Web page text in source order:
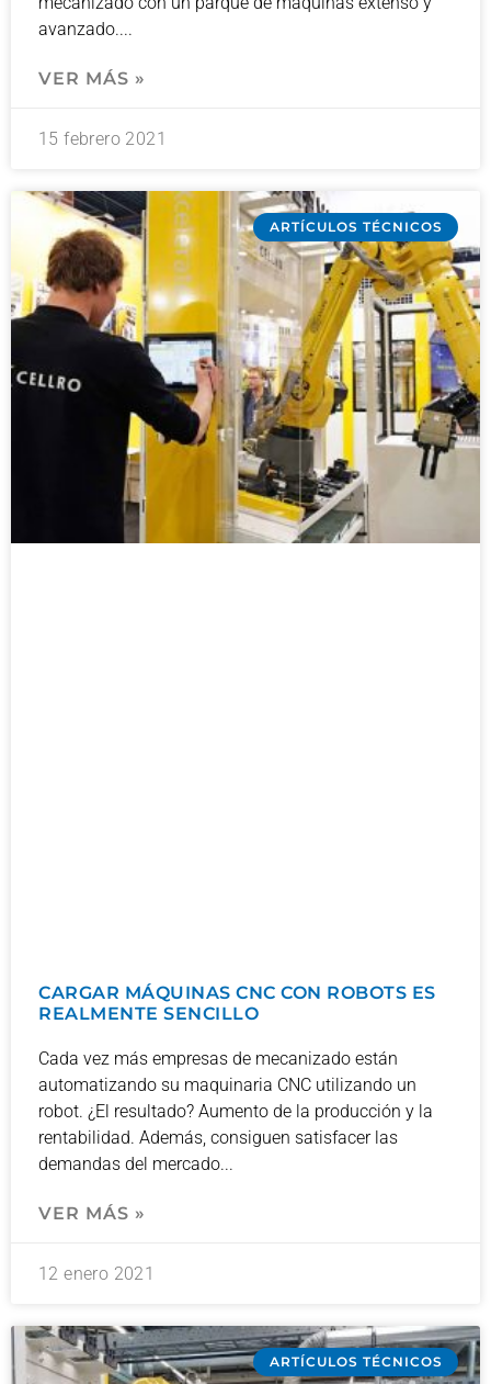
avanzado.
VER MÁS »
15 febrero 2021
ARTÍCULOS TÉCNICOS
CARGAR MÁQUINAS CNC CON ROBOTS ES
REALMENTE SENCILLO
Cada vez más empresas de mecanizado están
automatizando su maquinaria CNC utilizando un
robot. ¿El resultado? Aumento de la producción y la
rentabilidad. Además, consiguen satisfacer las
demandas del mercado
VER MÁS »
12 enero 2021
ARTÍCULOS TÉCNICOS